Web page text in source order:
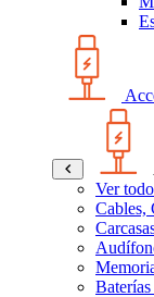
Ver
Cables,